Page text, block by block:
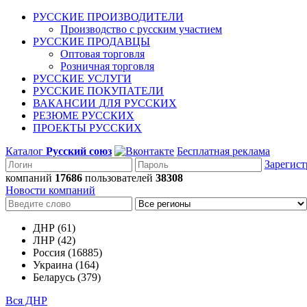
РУССКИЕ ПРОИЗВОДИТЕЛИ
Производство с русским участием
РУССКИЕ ПРОДАВЦЫ
Оптовая торговля
Розничная торговля
РУССКИЕ УСЛУГИ
РУССКИЕ ПОКУПАТЕЛИ
ВАКАНСИИ ДЛЯ РУССКИХ
РЕЗЮМЕ РУССКИХ
ПРОЕКТЫ РУССКИХ
Каталог Русский союз
Бесплатная реклама
компаний 17686 пользователей 38308
Новости компаний
ДНР (61)
ЛНР (42)
Россия (16885)
Украина (164)
Беларусь (379)
Вся ДНР